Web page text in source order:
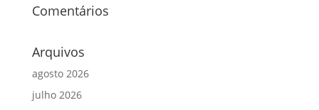
Comentários
Arquivos
agosto 2026
julho 2026